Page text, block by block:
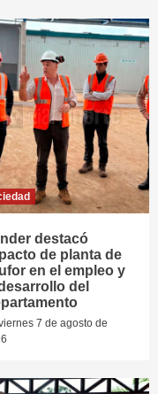
destacó
de planta de
en el empleo y
del
7 de agosto de